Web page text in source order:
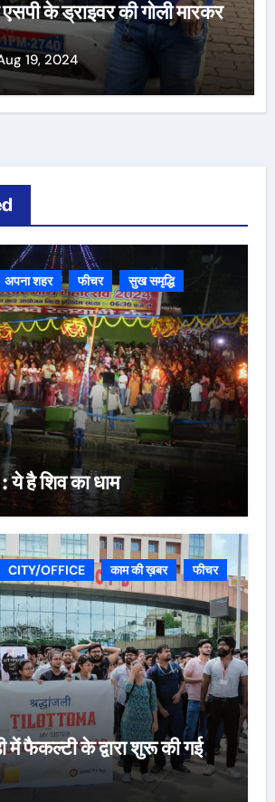
के ड्राइवर की गोली मारकर
19, 2024
अपना शहर फीचर सुख समृद्धि
ये है शिव का धाम
CITY/OFFICE काम की ख़बर फीचर
में फैकल्टी के द्वारा शुरू की गई